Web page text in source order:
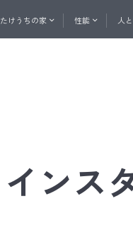
たけうちの家 性能 人
インス